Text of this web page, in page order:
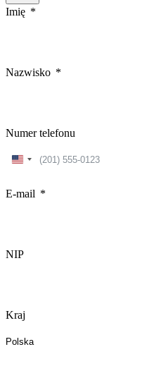
Imię
Nazwisko
Numer telefonu
United
E-mail
NIP
Kraj